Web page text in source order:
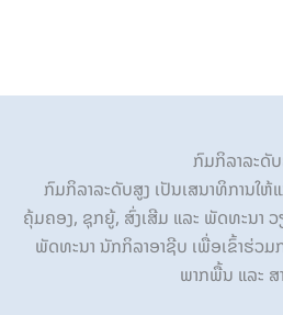
ກົມກິລາລະດັ
ກົມກິລາລະດັບສູງ ເປັນເສນາທິການໃ
ຄຸ້ມຄອງ, ຊຸກຍູ້, ສົ່ງເສີມ ແລະ ພັດທະນາ ວ
ພັດທະນາ ນັກກິລາອາຊີບ ເພື່ອເຂົ້າຮ່ວ
ພາກພື້ນ ແລະ ສ